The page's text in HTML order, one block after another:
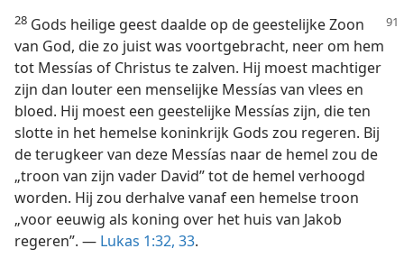
28 Gods heilige geest daalde op de geestelijke Zoon
van God, die zo juist was voortgebracht, neer om hem
tot Messías of Christus te zalven. Hij moest machtiger
zijn dan louter een menselijke Messías van vlees en
bloed. Hij moest een geestelijke Messías zijn, die ten
slotte in het hemelse koninkrijk Gods zou regeren. Bij
de terugkeer van deze Messías naar de hemel zou de
„troon van zijn vader David” tot de hemel verhoogd
worden. Hij zou derhalve vanaf een hemelse troon
„voor eeuwig als koning over het huis van Jakob
regeren”. — Lukas 1:32, 33.